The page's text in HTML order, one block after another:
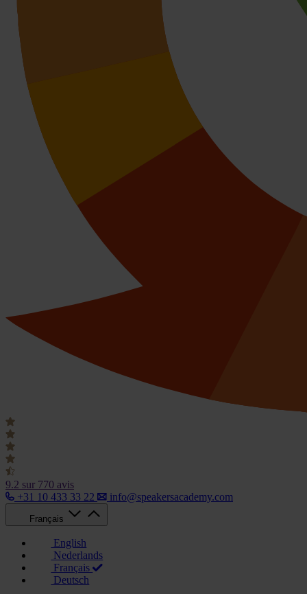
9.2 sur 770 avis
+31 10 433 33 22
info@speakersacademy.com
Français
English
Nederlands
Français
Deutsch